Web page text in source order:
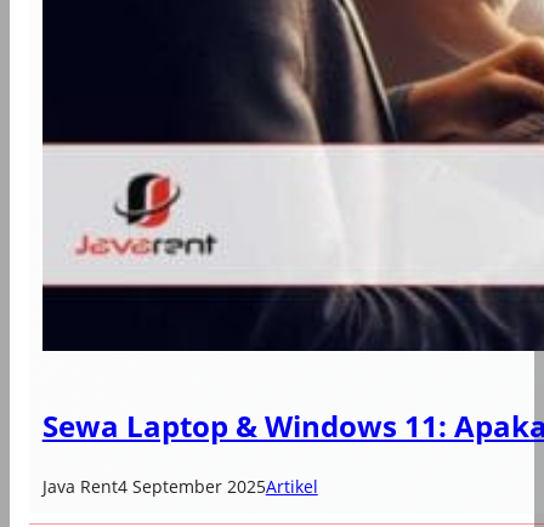
Sewa Laptop & Windows 11:
Java Rent4 September 2025Artikel